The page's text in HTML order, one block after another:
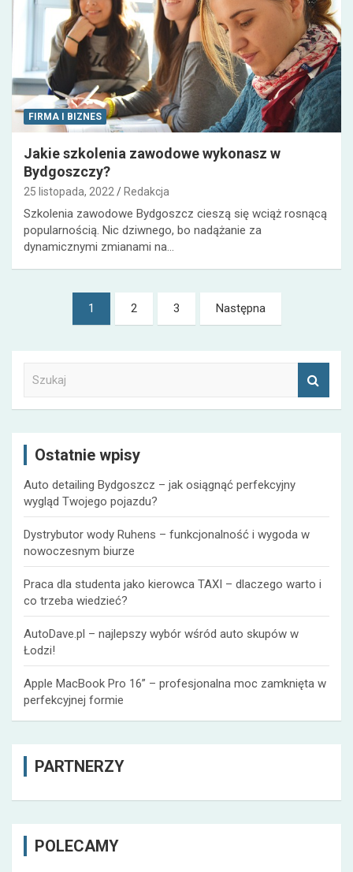
FIRMA I BIZNES
Jakie szkolenia zawodowe wykonasz w
Bydgoszczy?
25 listopada, 2022 Redakcja
Szkolenia zawodowe Bydgoszcz cieszą się wciąż rosnącą
popularnością. Nic dziwnego, bo nadążanie za
dynamicznymi zmianami na…
Nawigacja
1 2 3 Następna
Ostatnie wpisy
Auto detailing Bydgoszcz – jak osiągnąć perfekcyjny
wygląd Twojego pojazdu?
Dystrybutor wody Ruhens – funkcjonalność i wygoda w
nowoczesnym biurze
Praca dla studenta jako kierowca TAXI – dlaczego warto i
co trzeba wiedzieć?
AutoDave.pl – najlepszy wybór wśród auto skupów w
Łodzi!
Apple MacBook Pro 16” – profesjonalna moc zamknięta w
perfekcyjnej formie
PARTNERZY
POLECAMY